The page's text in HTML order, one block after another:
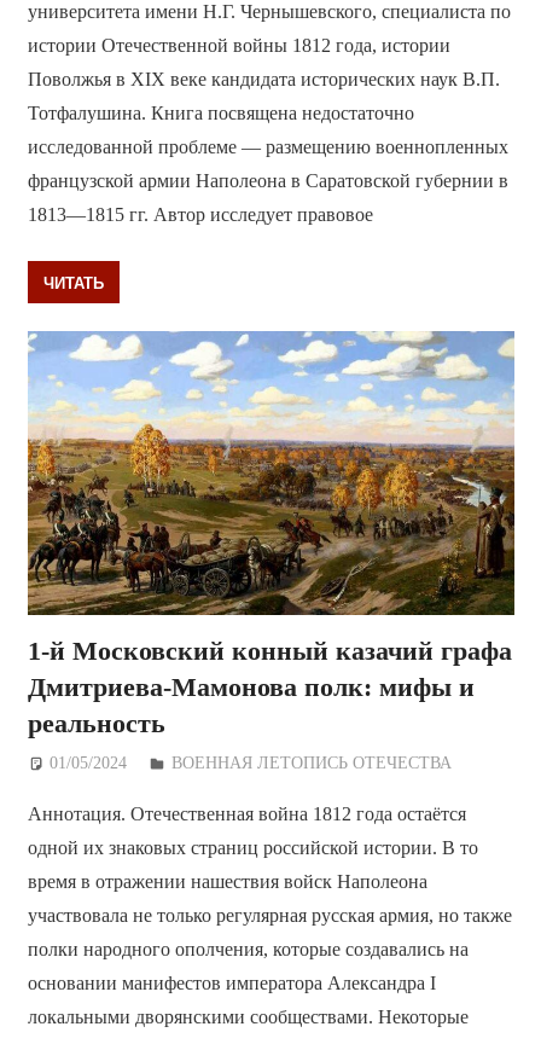
университета имени Н.Г. Чернышевского, специалиста по
истории Отечественной войны 1812 года, истории
Поволжья в XIX веке кандидата исторических наук В.П.
Тотфалушина. Книга посвящена недостаточно
исследованной проблеме — размещению военнопленных
французской армии Наполеона в Саратовской губернии в
1813—1815 гг. Автор исследует правовое
ЧИТАТЬ
1-й Московский конный казачий графа
Дмитриева-Мамонова полк: мифы и
реальность
01/05/2024 Дежурный по Редакции
ВОЕННАЯ ЛЕТОПИСЬ ОТЕЧЕСТВА
Аннотация. Отечественная война 1812 года остаётся
одной их знаковых страниц российской истории. В то
время в отражении нашествия войск Наполеона
участвовала не только регулярная русская армия, но также
полки народного ополчения, которые создавались на
основании манифестов императора Александра I
локальными дворянскими сообществами. Некоторые